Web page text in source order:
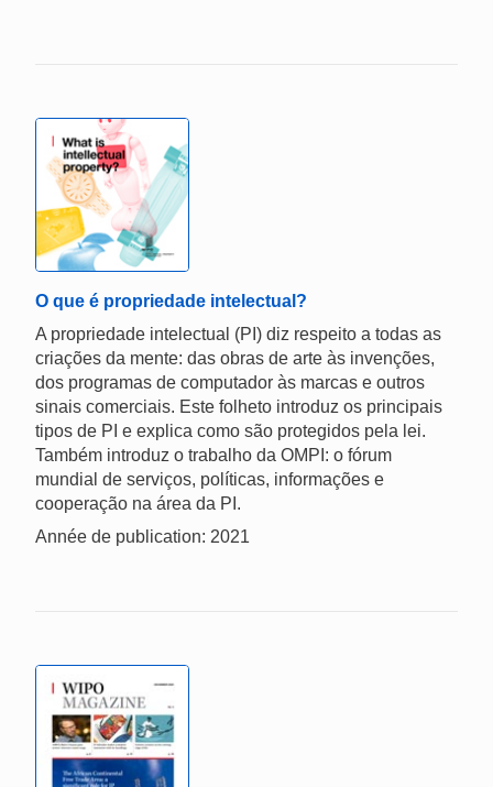
O que é propriedade intelectual?
A propriedade intelectual (PI) diz respeito a todas as
criações da mente: das obras de arte às invenções,
dos programas de computador às marcas e outros
sinais comerciais. Este folheto introduz os principais
tipos de PI e explica como são protegidos pela lei.
Também introduz o trabalho da OMPI: o fórum
mundial de serviços, políticas, informações e
cooperação na área da PI.
Année de publication: 2021